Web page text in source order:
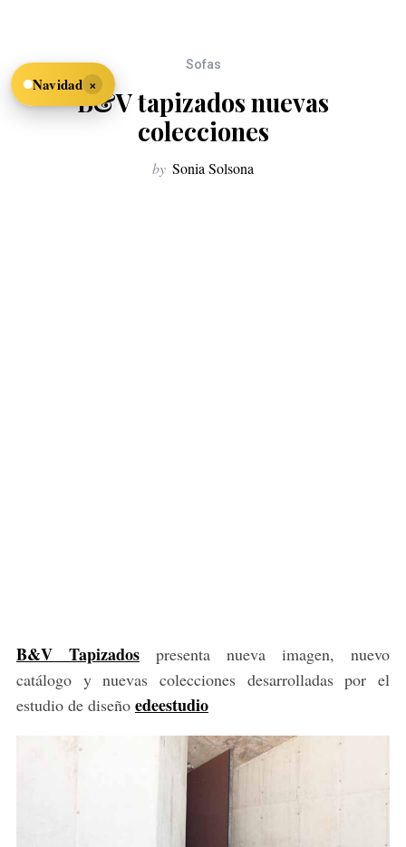
Sofas
B&V tapizados nuevas
colecciones
by Sonia Solsona
B&V Tapizadospresenta nueva imagen, nuevo
catálogo y nuevas colecciones desarrolladas por el
estudio de diseño edeestudio
Navidad ×